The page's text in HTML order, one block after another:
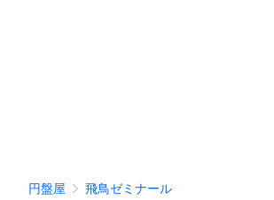
円盤屋 飛鳥ゼミナール